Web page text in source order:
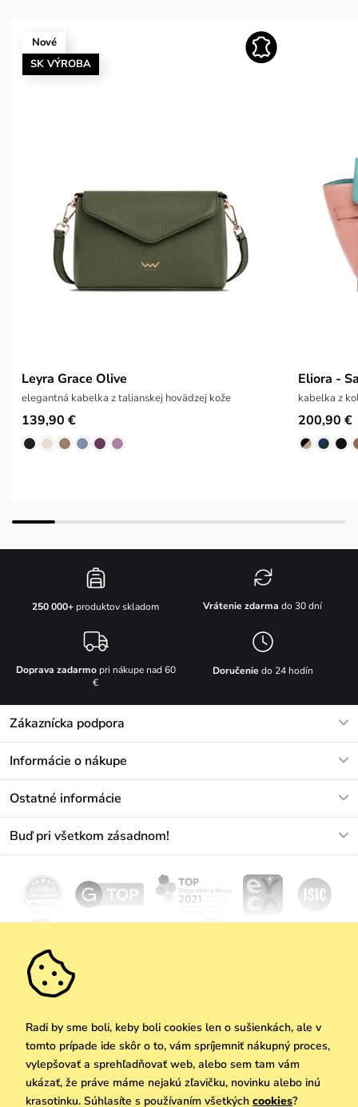
Nové
SK VÝROBA
Leyra Grace Olive
elegantná kabelka z talianskej hovädzej kože
139,90 €
Eliora -
kabelka z
200,90 €
250 000+ produktov skladom Vrátenie zdarma do 30 dní
Doprava zadarmopri nákupe nad 60
€
Doručenie do 24 hodín
Zákaznícka podpora
info@vuch.sk
Informácie o nákupe
Materiály a údržba
Vrátenie a reklamácia
Ostatné informácie
Darčekové poukazy
Velkoobchod
We Care
Vuchlook
Predajne
Buď pri všetkom zásadnom!
Odoberať
Copyright © 2026 Vuch s.r.o. Všetky práva vyhradené. Technicky zabezpečuje
Radi by sme boli, keby boli cookies len o sušienkách, ale v
tomto prípade ide skôr o to, vám spríjemniť nákupný proces,
vylepšovať a sprehľadňovať web, alebo sem tam vám
ukázať, že práve máme nejakú zľavičku, novinku alebo inú
krasotinku. Súhlasíte s používaním všetkých cookies?